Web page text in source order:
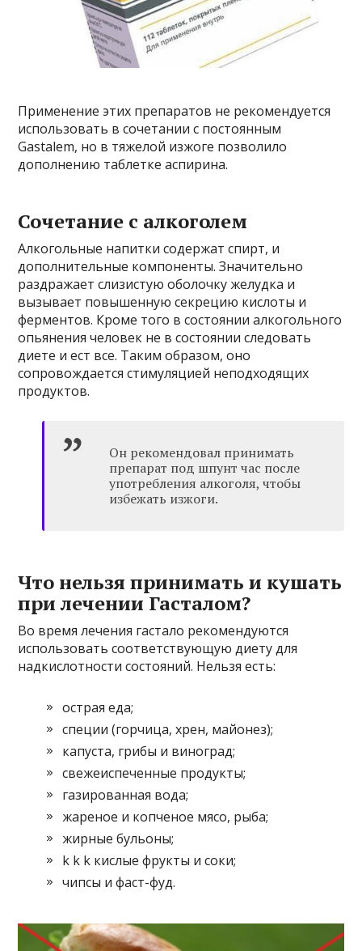
Применение этих препаратов не рекомендуется
использовать в сочетании с постоянным
Gastalem, но в тяжелой изжоге позволило
дополнению таблетке аспирина.
Сочетание с алкоголем
Алкогольные напитки содержат спирт, и
дополнительные компоненты. Значительно
раздражает слизистую оболочку желудка и
вызывает повышенную секрецию кислоты и
ферментов. Кроме того в состоянии алкогольного
опьянения человек не в состоянии следовать
диете и ест все. Таким образом, оно
сопровождается стимуляцией неподходящих
продуктов.
Он рекомендовал принимать
препарат под шпунт час после
употребления алкоголя, чтобы
избежать изжоги.
Что нельзя принимать и кушать
при лечении Гасталом?
Во время лечения гастало рекомендуются
использовать соответствующую диету для
надкислотности состояний. Нельзя есть:
острая еда;
специи (горчица, хрен, майонез);
капуста, грибы и виноград;
свежеиспеченные продукты;
газированная вода;
жареное и копченое мясо, рыба;
жирные бульоны;
k k k кислые фрукты и соки;
чипсы и фаст-фуд.